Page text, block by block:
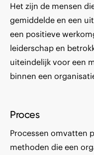
Het zijn de mensen
gemiddelde en een
een positieve
leiderschap en
uiteindelijk voor een
binnen een
Proces
Processen omvatten
methoden die een